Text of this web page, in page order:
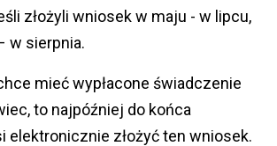
złożyli wniosek w maju - w lipcu,
w sierpnia.
mieć wypłacone świadczenie
to najpóźniej do końca
elektronicznie złożyć ten wniosek.